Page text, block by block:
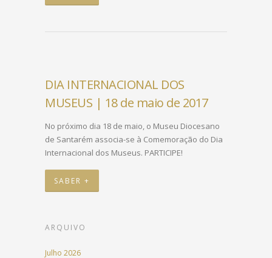
DIA INTERNACIONAL DOS
MUSEUS | 18 de maio de 2017
No próximo dia 18 de maio, o Museu Diocesano
de Santarém associa-se à Comemoração do Dia
Internacional dos Museus. PARTICIPE!
SABER +
ARQUIVO
Julho 2026